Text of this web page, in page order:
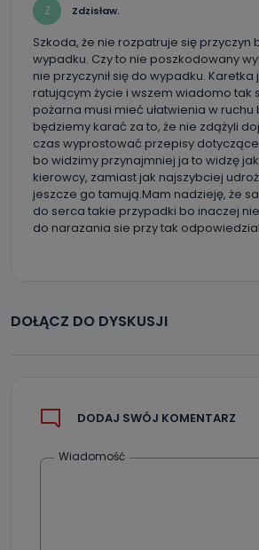
Do czasu wycofania zgody lub, jeśli dane
przetwarzane na podstawie prawnie
administratora – do momentu wniesienia
Jakie dane osobowe
Przetwarzane kategorie Państwa danych
dane, które pochodzą bezpośrednio od
zostały przekazane w Państwa imieniu)
które zostały zebrane ze źródeł publicznie
szczególności: imię i nazwisko, adres e-
kontaktowy, adres korespondencyjny.
danych osobowych są pracownicy i
oraz partnerzy wspomagający
biznesowej działalności.
Jak skontaktować się z
Z Zdzisław.
Szkoda, że nie rozpatruje się przyczyn
wypadku. Czy to nie poszkodowany
nie przyczynił się do wypadku.
ratującym życie i wszem wiadomo tak
pożarna musi mieć ułatwienia w ruchu
będziemy karać za to, że nie zdążyli
czas wyprostować przepisy
bo widzimy przynajmniej ja to widzę
kierowcy, zamiast jak najszybciej
jeszcze go tamują.Mam nadzieję, że
do serca takie przypadki bo inaczej
do narazania sie przy tak
DOŁĄCZ DO DYSKUSJI
DODAJ SWÓJ KOMENTARZ
Wiadomość